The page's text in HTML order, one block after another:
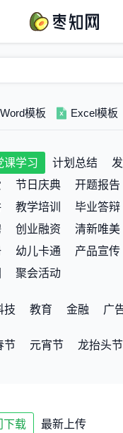
Word模板 Excel模板
课学习 计划总结
节日庆典
开题报告
教学培训
毕业答辩
创业融资
清新唯美
幼儿卡通
产品宣传
聚会活动
技 教育 金融
广
体育运动
银行证券
节 元宵节
龙抬头节
下载 最新上传